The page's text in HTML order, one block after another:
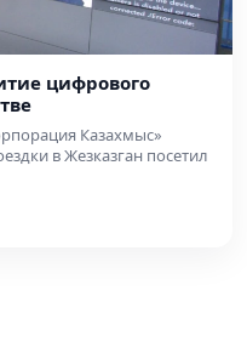
цифрового
Казахмыс»
в Жезказган посетил